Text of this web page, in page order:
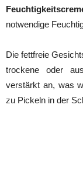
notwendige
Die fettfreie
trockene oder
verstärkt an, was
zu Pickeln in der